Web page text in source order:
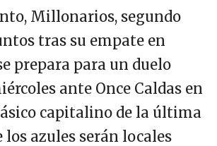
Millonarios, segundo
tras su empate en
prepara para un duelo
ante Once Caldas en
capitalino de la última
los azules serán locales